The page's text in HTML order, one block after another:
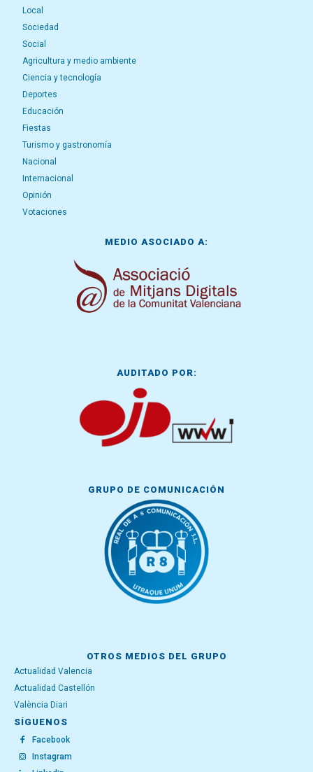
Local
Sociedad
Social
Agricultura y medio ambiente
Ciencia y tecnología
Deportes
Educación
Fiestas
Turismo y gastronomía
Nacional
Internacional
Opinión
Votaciones
MEDIO ASOCIADO A:
AUDITADO POR:
GRUPO DE COMUNICACIÓN
OTROS MEDIOS DEL GRUPO
Actualidad Valencia
Actualidad Castellón
València Diari
SÍGUENOS
Facebook
Instagram